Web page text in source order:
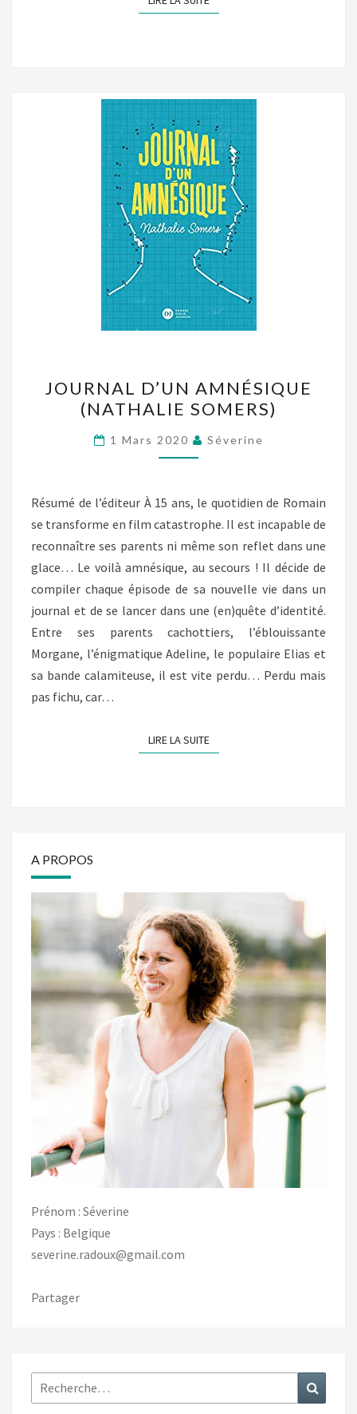
D’UN
AMNÉSIQUE
(NATHALIE
SOMERS)
JOURNAL D’UN AMNÉSIQUE
(NATHALIE SOMERS)
1 Mars 2020 Séverine
Résumé de l’éditeur À 15 ans, le quotidien de Romain
se transforme en film catastrophe. Il est incapable de
reconnaître ses parents ni même son reflet dans une
glace… Le voilà amnésique, au secours ! Il décide de
compiler chaque épisode de sa nouvelle vie dans un
journal et de se lancer dans une (en)quête d’identité.
Entre ses parents cachottiers, l’éblouissante
Morgane, l’énigmatique Adeline, le populaire Elias et
sa bande calamiteuse, il est vite perdu… Perdu mais
pas fichu, car…
LIRE LA SUITELIRE LA SUITE
A PROPOS
Prénom : Séverine
Pays : Belgique
severine.radoux@gmail.com
Partager
Rechercher :